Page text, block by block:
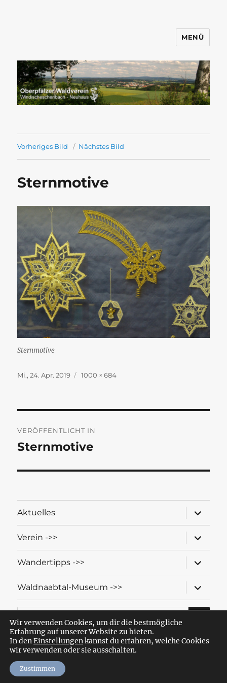
Windischeschenbach-Neuhaus
MENÜ
Vorheriges Bild Nächstes Bild
Sternmotive
Sternmotive
Veröffentlicht
Mi., 24. Apr. 2019 Originalgröße
1000 × 684
VERÖFFENTLICHT IN
Sternmotive
Aktuelles
öffnen
Verein ->>
öffnen
Wandertipps ->>
öffnen
Waldnaabtal-Museum ->>
öffnen
Suche
nach:
Wandern mit dem OWV Windischeschenbach-Neuhaus
Datenschutzerklärung
Wir verwenden Cookies, um dir die bestmögliche
Erfahrung auf unserer Website zu bieten.
In denEinstellungenkannst du erfahren, welche Cookies
wir verwenden oder sie ausschalten.
Zustimmen